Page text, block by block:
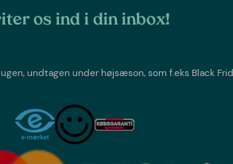
os ind i din inbox!
undtagen under højsæson, som f.eks Black